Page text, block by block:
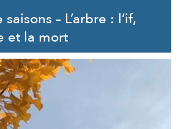
– L’arbre : l’if,
et la mort